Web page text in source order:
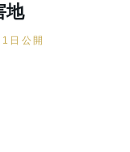
地
日公開